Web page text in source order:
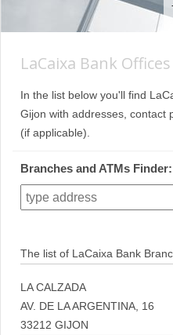
LaCaixa Bank
In the list below you'll find
Gijon with addresses, contact
(if applicable).
Branches and ATMs Finder:
The list of LaCaixa Bank
LA CALZADA
AV. DE LA ARGENTINA, 16
33212 GIJON